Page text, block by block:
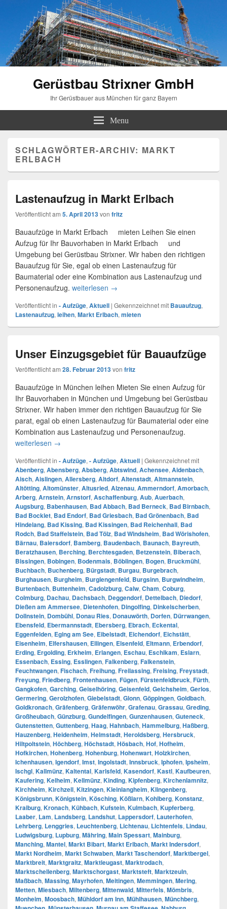
Gerüstbau Strixner GmbH
Ihr Gerüstbauer aus München für ganz Bayern
Menu
SCHLAGWÖRTER-ARCHIV: MARKT
ERLBACH
Lastenaufzug in Markt Erlbach
Veröffentlicht am 5. April 2013von fritz
Bauaufzüge in Markt Erlbach mieten Leihen Sie einen
Aufzug für Ihr Bauvorhaben in Markt Erlbach und
Umgebung bei Gerüstbau Strixner. Wir haben den richtigen
Bauaufzug für Sie, egal ob einen Lastenaufzug für
Baumaterial oder eine Kombination aus Lastenaufzug und
Personenaufzug. weiterlesen Lastenaufzug in Markt Erlbach
→
Veröffentlicht in - Aufzüge, Aktuell | Gekennzeichnet mit Bauaufzug,
Lastenaufzug, leihen, Markt Erlbach, mieten
Unser Einzugsgebiet für Bauaufzüge
Veröffentlicht am 28. Februar 2013von fritz
Bauaufzüge in München leihen Mieten Sie einen Aufzug für
Ihr Bauvorhaben in München und Umgebung bei Gerüstbau
Strixner. Wir haben immer den richtigen Bauaufzug für Sie
parat, egal ob einen Lastenaufzug für Baumaterial oder eine
Kombination aus Lastenaufzug und Personenaufzug.
weiterlesen Unser Einzugsgebiet für Bauaufzüge
→
Veröffentlicht in - Aufzüge, - Aufzüge, Aktuell | Gekennzeichnet mit
Abenberg, Abensberg, Absberg, Abtswind, Achensee, Aidenbach,
Aisch, Aislingen, Allersberg, Altdorf, Altenstadt, Altmannstein,
Altötting, Altomünster, Altusried, Alzenau, Ammerndorf, Amorbach,
Arberg, Arnstein, Arnstorf, Aschaffenburg, Aub, Auerbach,
Augsburg, Babenhausen, Bad Abbach, Bad Berneck, Bad Birnbach,
Bad Bocklet, Bad Endorf, Bad Griesbach, Bad Grönenbach, Bad
Hindelang, Bad Kissing, Bad Kissingen, Bad Reichenhall, Bad
Rodch, Bad Staffelstein, Bad Tölz, Bad Windsheim, Bad Wörishofen,
Bärnau, Baiersdorf, Bamberg, Baudenbach, Baunach, Bayreuth,
Beratzhausen, Berching, Berchtesgaden, Betzenstein, Biberach,
Bissingen, Bobingen, Bodenmais, Böblingen, Bogen, Bruckmühl,
Buchbach, Buchenberg, Bürgstadt, Burgau, Burgebrach,
Burghausen, Burgheim, Burglengenfeld, Burgsinn, Burgwindheim,
Burtenbach, Buttenheim, Cadolzburg, Calw, Cham, Coburg,
Colmburg, Dachau, Dachsbach, Deggendorf, Dettelbach, Diedorf,
Dießen am Ammersee, Dietenhofen, Dingolfing, Dinkelscherben,
Dollnstein, Dombühl, Donau Ries, Donauwörth, Dorfen, Dürrwangen,
Ebensfeld, Ebermannstadt, Ebersberg, Ebrach, Eckental,
Eggenfelden, Eging am See, Eibelstadt, Eichendorf, Eichstätt,
Eisenheim, Elfershausen, Ellingen, Elsenfeld, Eltmann, Erbendorf,
Erding, Ergolding, Erkheim, Erlangen, Eschau, Eschlkam, Eslarn,
Essenbach, Essing, Esslingen, Falkenberg, Falkenstein,
Feuchtwangen, Fischach, Freihung, Freilassing, Freising, Freystadt,
Freyung, Friedberg, Frontenhausen, Fügen, Fürstenfeldbruck, Fürth,
Gangkofen, Garching, Geiselhöring, Geisenfeld, Gelchsheim, Gerlos,
Germering, Gerolzhofen, Giebelstadt, Glonn, Göppingen, Goldbach,
Goldkronach, Gräfenberg, Gräfenwöhr, Grafenau, Grassau, Greding,
Großheubach, Günzburg, Gundelfingen, Gunzenhausen, Guteneck,
Gutenstetten, Guttenberg, Haag, Hahnbach, Hammelburg, Haßberg,
Hauzenberg, Heidenheim, Helmstadt, Heroldsberg, Hersbruck,
Hiltpoltstein, Höchberg, Höchstadt, Hösbach, Hof, Hofheim,
Hofkirchen, Hohenberg, Hohenburg, Hohenwart, Holzkirchen,
Ichenhausen, Igendorf, Imst, Ingolstadt, Innsbruck, Iphofen, Ipsheim,
Ischgl, Kallmünz, Kaltental, Karlsfeld, Kasendorf, Kastl, Kaufbeuren,
Kaufering, Kelheim, Kellmünz, Kinding, Kipfenberg, Kirchenlamnitz,
Kirchheim, Kirchzell, Kitzingen, Kleinlangheim, Klingenberg,
Königsbrunn, Königstein, Kösching, Kößlarn, Kohlberg, Konstanz,
Kraiburg, Kronach, Kühbach, Kufstein, Kulmbach, Kupferberg,
Laaber, Lam, Landsberg, Landshut, Lappersdorf, Lauterhofen,
Lehrberg, Lenggries, Leuchtenberg, Lichtenau, Lichtenfels, Lindau,
Ludwigsburg, Lupburg, Mähring, Main Spessart, Mainburg,
Manching, Mantel, Markt Bibart, Markt Erlbach, Markt Indersdorf,
Markt Nordheim, Markt Schwaben, Markt Taschendorf, Marktbergel,
Marktbreit, Marktgraitz, Marktleugast, Marktrodach,
Marktschellenberg, Marktschorgast, Marktsteft, Marktzeuln,
Maßbach, Massing, Mayrhofen, Meitingen, Memmingen, Mering,
Metten, Miesbach, Miltenberg, Mittenwald, Mitterfels, Mömbris,
Monheim, Moosbach, Mühldorf am Inn, Mühlhausen, Münchberg,